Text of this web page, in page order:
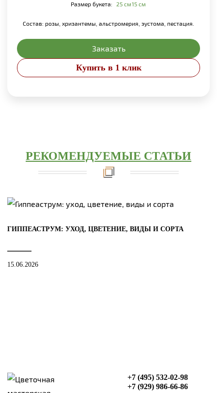
Размер букета: 25 см15 см
Состав: розы, хризантемы, альстромерия, эустома, пестация.
Заказать
Купить в 1 клик
РЕКОМЕНДУЕМЫЕ СТАТЬИ
ГИППЕАСТРУМ: УХОД, ЦВЕТЕНИЕ, ВИДЫ И СОРТА
15.06.2026
+7 (495) 532-02-98
+7 (929) 986-66-86